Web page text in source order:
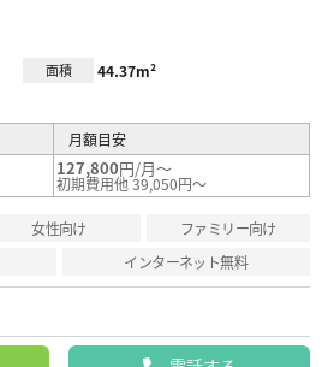
面積 44.37m²
月額目安
127,800円/月～
初期費用他 39,050円～
女性向け
ファミリー向け
インターネット無料